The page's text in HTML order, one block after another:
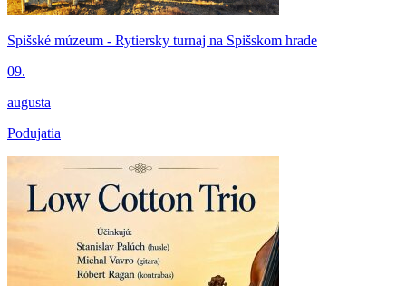
Spišské múzeum - Rytiersky turnaj na Spišskom hrade
09.
augusta
Podujatia